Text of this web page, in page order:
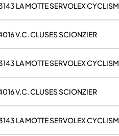
LA MOTTE SERVOLEX CYCLISM
V.C. CLUSES SCIONZIER
LA MOTTE SERVOLEX CYCLISM
V.C. CLUSES SCIONZIER
LA MOTTE SERVOLEX CYCLISM